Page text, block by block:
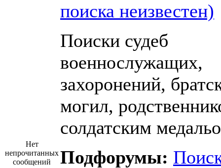
Нет
непрочитанных
сообщений
поиска неизвестен)
Поиски судеб
военнослужащих,
захоронений,
могил,
солдатским
Подфорумы: